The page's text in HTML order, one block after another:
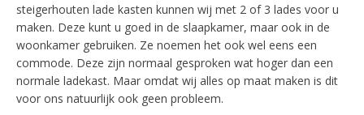
steigerhouten lade kasten kunnen wij met 2 of 3 lades voor u
maken. Deze kunt u goed in de slaapkamer, maar ook in de
woonkamer gebruiken. Ze noemen het ook wel eens een
commode. Deze zijn normaal gesproken wat hoger dan een
normale ladekast. Maar omdat wij alles op maat maken is dit
voor ons natuurlijk ook geen probleem.